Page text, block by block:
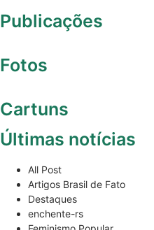
Publicações
Fotos
Cartuns
Últimas notícias
All Post
Artigos Brasil de Fato
Destaques
enchente-rs